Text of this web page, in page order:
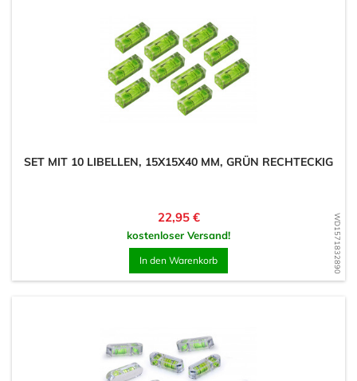
WD1571832890
SET MIT 10 LIBELLEN, 15X15X40 MM, GRÜN RECHTECKIG
Preis
22,95 €
kostenloser Versand!
In den Warenkorb